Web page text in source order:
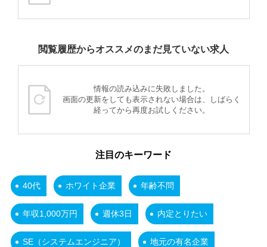
閲覧履歴からオススメのまだ見ていない求人
情報の読み込みに失敗しました。
画面の更新をしても表示されない場合は、しばらく
経ってから再度お試しください。
注目のキーワード
40代 ホワイト企業 年齢不問
年収1,000万円 週休3日 内定とりたい
SE（システムエンジニア） 地元の有名企業